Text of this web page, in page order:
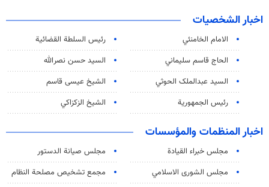
اخبار الشخصيات
الامام الخامنئي
رئیس السلطة القضائیة
الحاج قاسم سليماني
السيد حسن نصرالله
السید عبدالملک الحوثي
الشيخ عيسى قاسم
رئيس الجمهورية
الشيخ الزكزاكي
اخبار المنظمات والمؤسسات
مجلس خبراء القيادة
مجلس صيانة الدستور
مجلس الشورى الاسلامي
مجمع تشخيص مصلحة النظام